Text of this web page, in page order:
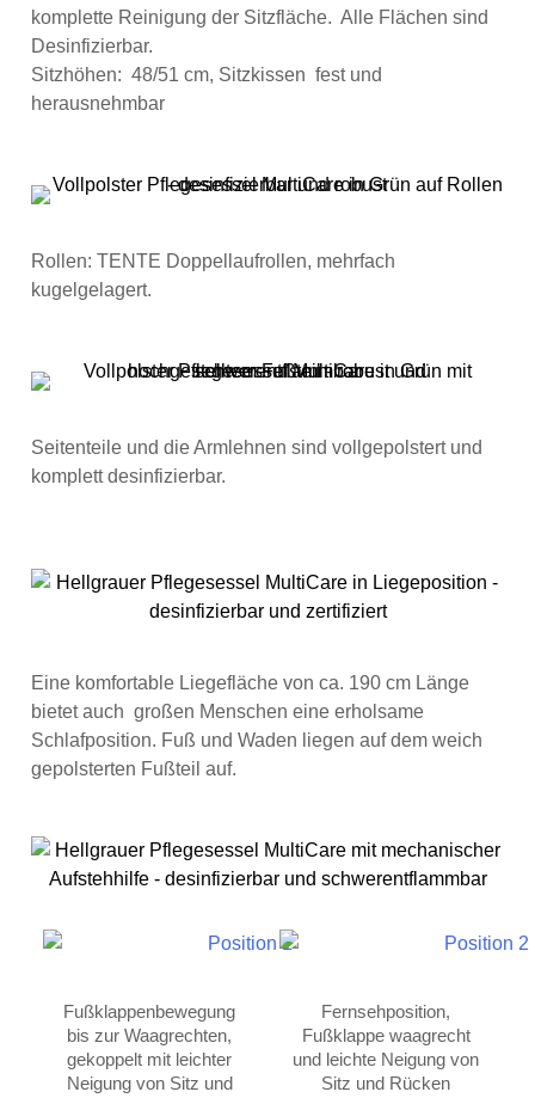
komplette Reinigung der Sitzfläche. Alle Flächen sind
Desinfizierbar.
Sitzhöhen: 48/51 cm, Sitzkissen fest und
herausnehmbar
Rollen: TENTE Doppellaufrollen, mehrfach
kugelgelagert.
Seitenteile und die Armlehnen sind vollgepolstert und
komplett desinfizierbar.
Eine komfortable Liegefläche von ca. 190 cm Länge
bietet auch großen Menschen eine erholsame
Schlafposition. Fuß und Waden liegen auf dem weich
gepolsterten Fußteil auf.
Fußklappenbewegung
bis zur Waagrechten,
gekoppelt mit leichter
Neigung von Sitz und
Fernsehposition,
Fußklappe waagrecht
und leichte Neigung von
Sitz und Rücken